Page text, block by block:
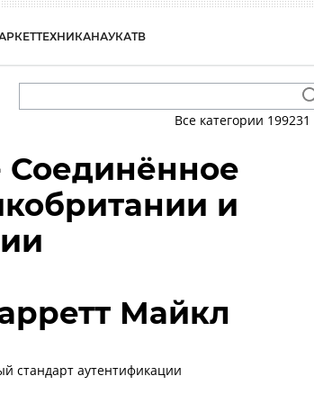
ТЕХНИКАНАУКАТВ
Все категории 199231
Соединённое
и
Майкл
стандарт аутентификации